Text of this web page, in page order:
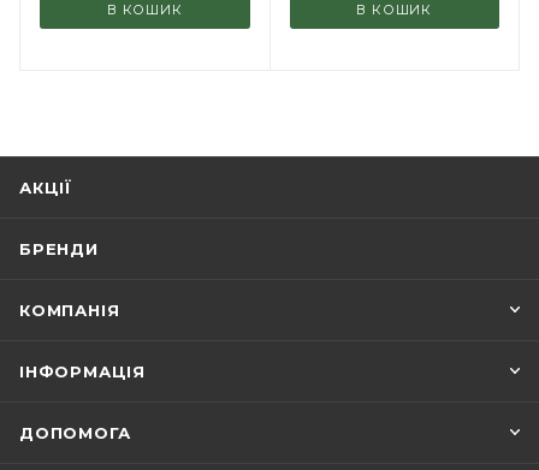
В КОШИК В КОШИК
АКЦІЇ
БРЕНДИ
КОМПАНІЯ
ІНФОРМАЦІЯ
ДОПОМОГА